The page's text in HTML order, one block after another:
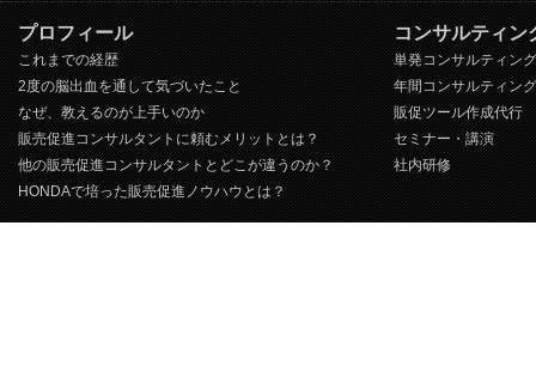
プロフィール
これまでの経歴
2度の脳出血を通して気づいたこと
なぜ、教えるのが上手いのか
販売促進コンサルタントに頼むメリットとは？
他の販売促進コンサルタントとどこが違うのか？
HONDAで培った販売促進ノウハウとは？
コンサルティン
単発コンサルティング
年間コンサルティング
販促ツール作成代行
セミナー・講演
社内研修